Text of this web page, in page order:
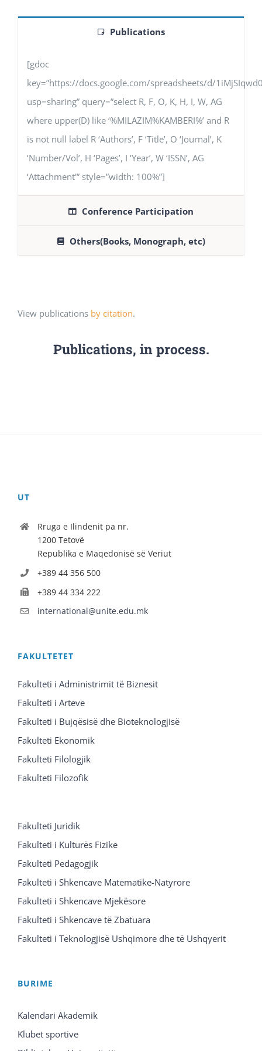
Publications
[gdoc
key=”https://docs.google.com/spreadsheets/d/
usp=sharing” query=”select R, F, O, K, H, I, W, AG
where upper(D) like ‘%MILAZIM%KAMBERI%’ and R
is not null label R ‘Authors’, F ‘Title’, O ‘Journal’, K
‘Number/Vol’, H ‘Pages’, I ‘Year’, W ‘ISSN’, AG
‘Attachment'” style=”width: 100%”]
Conference Participation
Others(Books, Monograph, etc)
View publications by citation.
Publications, in process.
UT
Rruga e Ilindenit pa nr.
1200 Tetovë
Republika e Maqedonisë së Veriut
+389 44 356 500
+389 44 334 222
international@unite.edu.mk
FAKULTETET
Fakulteti i Administrimit të Biznesit
Fakulteti i Arteve
Fakulteti i Bujqësisë dhe Bioteknologjisë
Fakulteti Ekonomik
Fakulteti Filologjik
Fakulteti Filozofik
Fakulteti Juridik
Fakulteti i Kulturës Fizike
Fakulteti Pedagogjik
Fakulteti i Shkencave Matematike-Natyrore
Fakulteti i Shkencave Mjekësore
Fakulteti i Shkencave të Zbatuara
Fakulteti i Teknologjisë Ushqimore dhe të Ushqyerit
BURIME
Kalendari Akademik
Klubet sportive